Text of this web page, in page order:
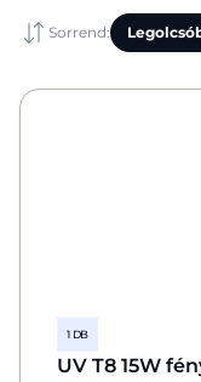
Sorrend:
1 DB
UV T8 15W